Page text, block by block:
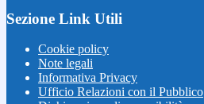
Sezione Link Utili
Cookie policy
Note legali
Informativa Privacy
Ufficio Relazioni con il Pubblico